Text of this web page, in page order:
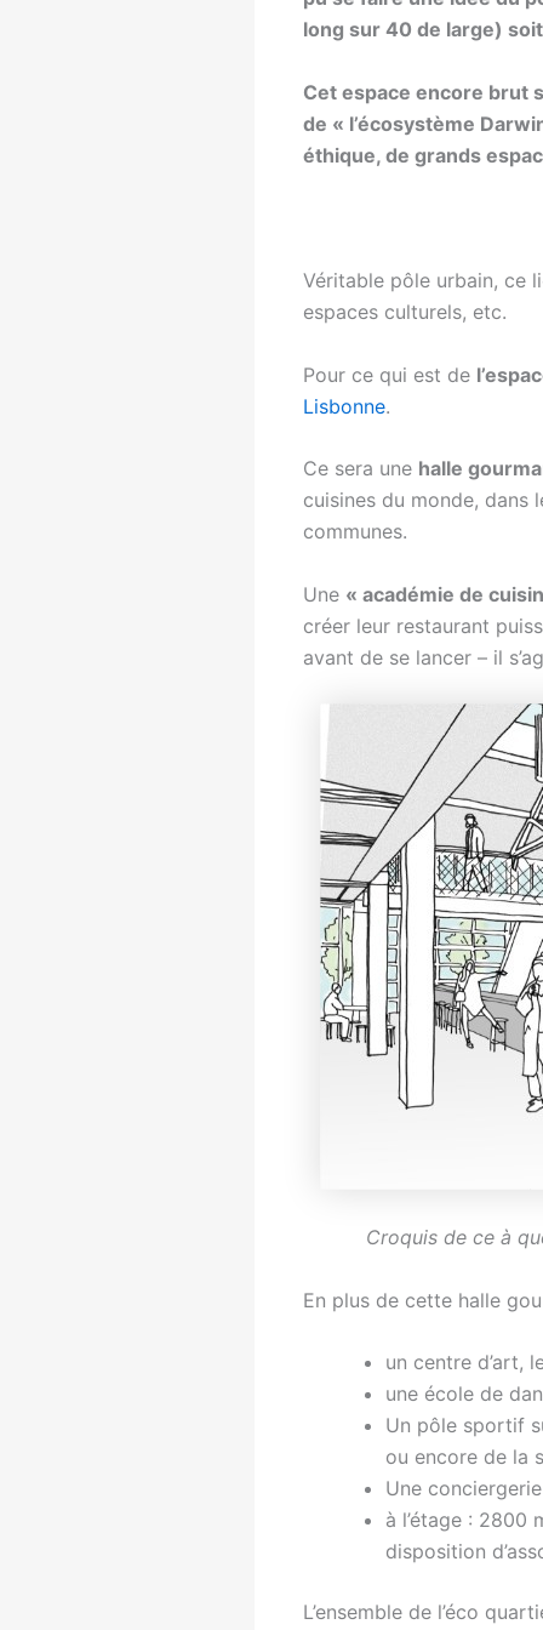
long sur 40 de large)
Cet espace encore brut
de « l’écosystème
éthique, de grands
Véritable pôle urbain, ce
espaces culturels, etc.
Pour ce qui est de
Lisbonne.
Ce sera une halle
cuisines du monde, dans
communes.
Une « académie de
créer leur restaurant
avant de se lancer – il
Croquis de ce à
En plus de cette halle
un centre d’art,
une école de
Un pôle sportif
ou encore de la
Une
à l’étage : 2800
disposition
L’ensemble de l’éco